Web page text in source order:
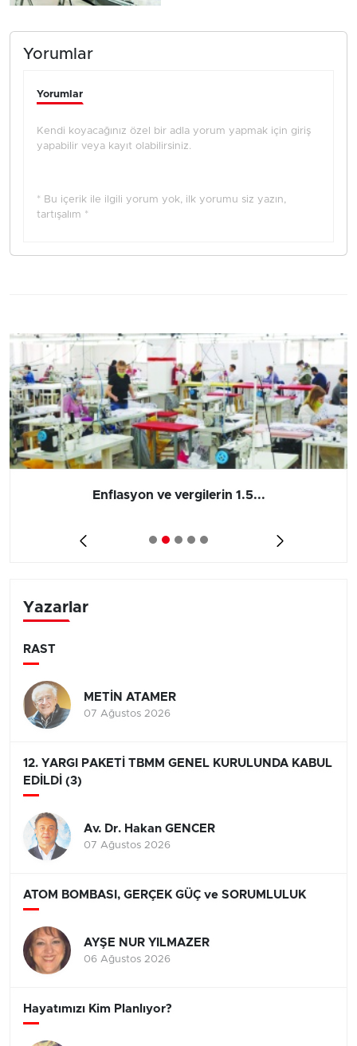
Yorumlar
Yorumlar
Kendi koyacağınız özel bir adla yorum yapmak için giriş
yapabilir veya kayıt olabilirsiniz.
* Bu içerik ile ilgili yorum yok, ilk yorumu siz yazın,
tartışalım *
Enflasyon ve vergilerin 1.5...
Yazarlar
RAST
METİN ATAMER
07 Ağustos 2026
12. YARGI PAKETİ TBMM GENEL KURULUNDA KABUL
EDİLDİ (3)
Av. Dr. Hakan GENCER
07 Ağustos 2026
ATOM BOMBASI, GERÇEK GÜÇ ve SORUMLULUK
AYŞE NUR YILMAZER
06 Ağustos 2026
Hayatımızı Kim Planlıyor?